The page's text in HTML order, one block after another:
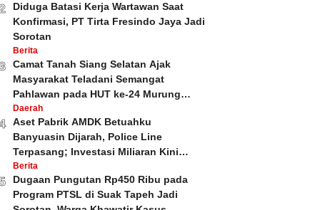
Diduga Batasi Kerja Wartawan Saat
Konfirmasi, PT Tirta Fresindo Jaya Jadi
Sorotan
Berita
Camat Tanah Siang Selatan Ajak
Masyarakat Teladani Semangat
Pahlawan pada HUT ke-24 Murung
Raya dan HUT ke-81 Kemerdekaan RI
Daerah
Aset Pabrik AMDK Betuahku
Banyuasin Dijarah, Police Line
Terpasang; Investasi Miliaran Kini
Dipertanyakan
Berita
Dugaan Pungutan Rp450 Ribu pada
Program PTSL di Suak Tapeh Jadi